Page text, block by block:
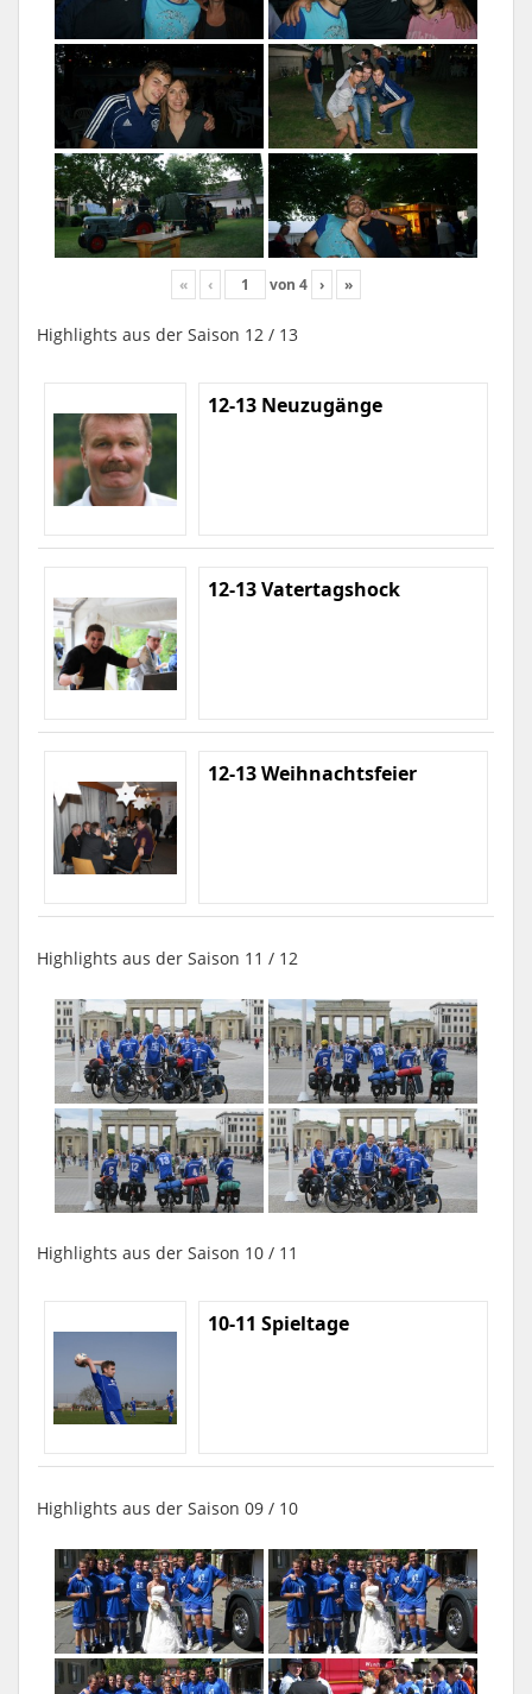
« ‹ von 4 › »
Highlights aus der Saison 12 / 13
12-13 Neuzugänge
12-13 Vatertagshock
12-13 Weihnachtsfeier
Highlights aus der Saison 11 / 12
Highlights aus der Saison 10 / 11
10-11 Spieltage
Highlights aus der Saison 09 / 10